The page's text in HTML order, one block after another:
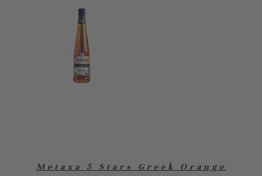
Metaxa 5 Stars Greek Orange